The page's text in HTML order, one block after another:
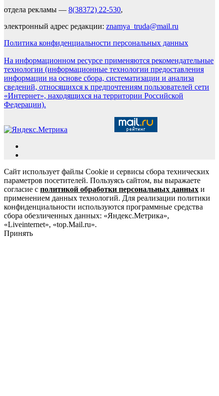
отдела рекламы — 8(38372) 22-530,
электронный адрес редакции: znamya_truda@mail.ru
Политика конфиденциальности персональных данных
На информационном ресурсе применяются рекомендательные
технологии (информационные технологии предоставления
информации на основе сбора, систематизации и анализа
сведений, относящихся к предпочтениям пользователей сети
«Интернет», находящихся на территории Российской
Федерации).
Сайт использует файлы Cookie и сервисы сбора технических
параметров посетителей. Пользуясь сайтом, вы выражаете
согласие с политикой обработки персональных данных и
применением данных технологий. Для реализации политики
конфиденциальности используются программные средства
сбора обезличенных данных: «Яндекс.Метрика»,
«Liveinternet», «top.Mail.ru».
Принять